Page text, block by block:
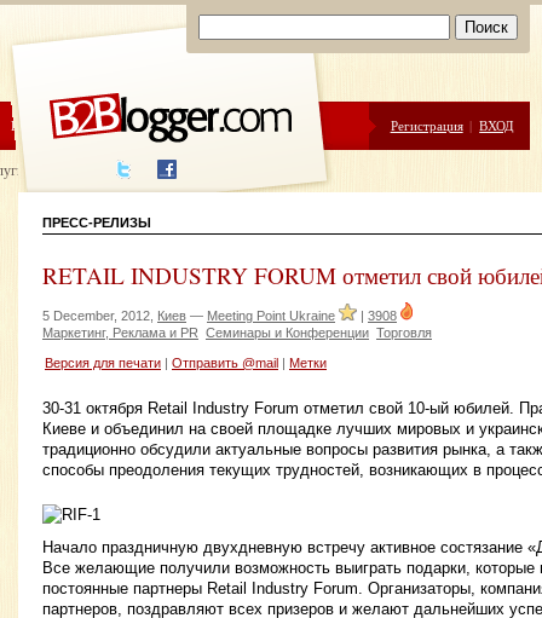
ЦЕНЫ ПОМОЩЬ Регистрация | ВХОД
написания
ПРЕСС-РЕЛИЗЫ
RETAIL INDUSTRY FORUM отметил свой
5 December, 2012, Киев — Meeting Point Ukraine | 3908
Маркетинг, Реклама и PR Семинары и Конференции Торговля
Версия для печати Отправить @mail Метки
30-31 октября Retail Industry Forum отметил свой 10-ый юбилей.
Киеве и объединил на своей площадке лучших мировых и
традиционно обсудили актуальные вопросы развития рынка, а
способы преодоления текущих трудностей, возникающих в
Начало праздничную двухдневную встречу активное состязание
Все желающие получили возможность выиграть подарки, которые
постоянные партнеры Retail Industry Forum. Организаторы,
партнеров, поздравляют всех призеров и желают дальнейших